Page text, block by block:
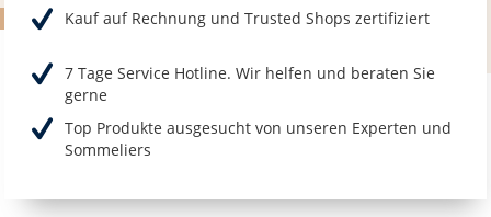
Kauf auf Rechnung und Trusted Shops zertifiziert
7 Tage Service Hotline. Wir helfen und beraten Sie
gerne
Top Produkte ausgesucht von unseren Experten und
Sommeliers